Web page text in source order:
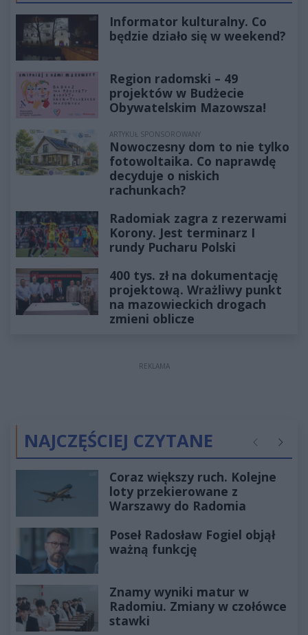
Informator kulturalny. Co
będzie działo się w weekend?
Region radomski – 49
projektów w Budżecie
Obywatelskim Mazowsza!
ARTYKUŁ SPONSOROWANY
Nowoczesny dom to nie tylko
fotowoltaika. Co naprawdę
decyduje o niskich
rachunkach?
Radomiak zagra z rezerwami
Korony. Jest terminarz I
rundy Pucharu Polski
400 tys. zł na dokumentację
projektową. Wrażliwy punkt
na mazowieckich drogach
zmieni oblicze
REKLAMA
NAJCZĘŚCIEJ CZYTANE Poprzednie
Coraz większy ruch. Kolejne
loty przekierowane z
Warszawy do Radomia
Poseł Radosław Fogiel objął
ważną funkcję
Znamy wyniki matur w
Radomiu. Zmiany w czołówce
stawki